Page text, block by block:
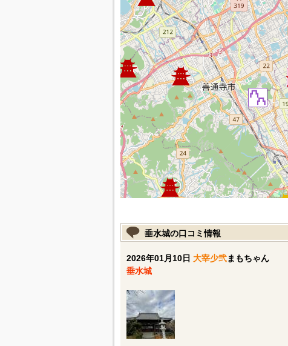
垂水城の口コミ情報
2026年01月10日 大宰少弐まもちゃん
垂水城